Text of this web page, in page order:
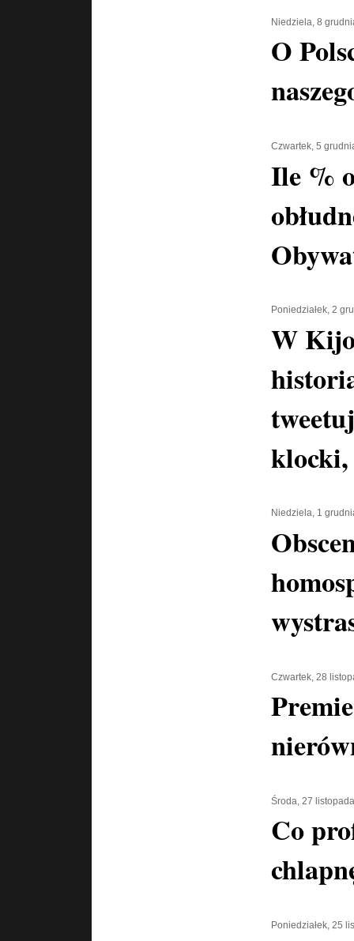
Niedziela, 8
O
Czwartek, 5
Ile %
Poniedziałek, 2
W
Niedziela, 1
Czwartek, 28
Środa, 27
Co
Poniedziałek, 25